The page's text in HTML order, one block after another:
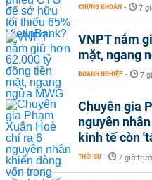
CHỨNG KHOÁN - 7
VNPT nắm
mặt, ngang
DOANH NGHIỆP - 7
Chuyên gia
nguyên
kinh tế còn
THỜI SỰ - 7 giờ